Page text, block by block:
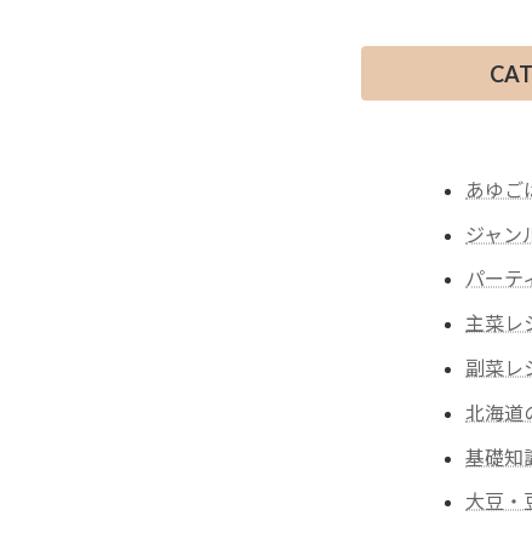
あゆご
ジャン
パーテ
主菜レ
副菜レ
北海道
基礎知
大豆・